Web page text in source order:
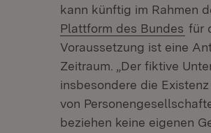
kann künftig im Rahmen
Plattform des Bundes für
Voraussetzung ist eine
Zeitraum. „Der fiktive
insbesondere die
von
beziehen keine eigenen